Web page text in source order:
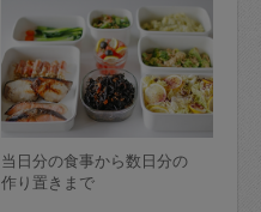
当日分の食事から数日分の
作り置きまで